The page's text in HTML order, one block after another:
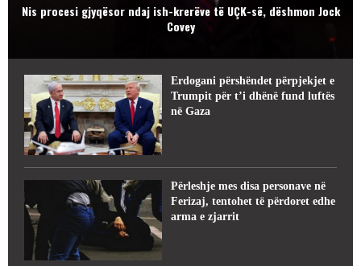
Nis procesi gjyqësor ndaj ish-krerëve të UÇK-së, dëshmon Jock
Covey
Erdogani përshëndet përpjekjet e
Trumpit për t’i dhënë fund luftës
në Gaza
Përleshje mes disa personave në
Ferizaj, tentohet të përdoret edhe
arma e zjarrit